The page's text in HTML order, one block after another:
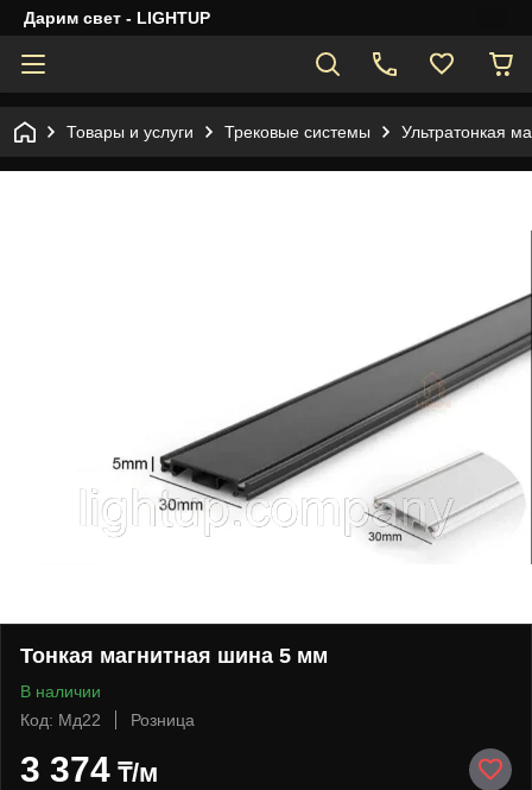
Дарим свет - LIGHTUP
Товары и услуги Трековые системы Ультратонкая
Тонкая магнитная шина 5 мм
В наличии
Код: Мд22
Розница
3 374 ₸/м